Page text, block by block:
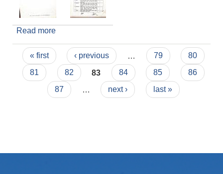
Read more
Pages
« first ‹ previous 79
80
81
82 83 84 85
86
87
next › last »